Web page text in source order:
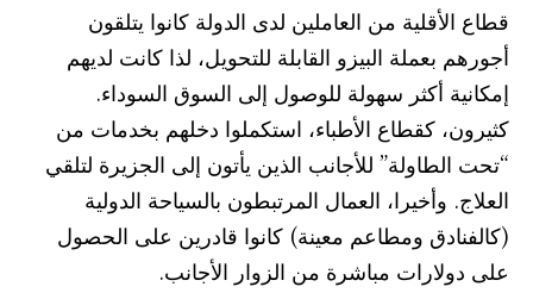
قطاع الأقلية من العاملين لدى الدولة كانوا يتلقون
أجورهم بعملة البيزو القابلة للتحويل، لذا كانت لديهم
إمكانية أكثر سهولة للوصول إلى السوق السوداء.
كثيرون، كقطاع الأطباء، استكملوا دخلهم بخدمات من
“تحت الطاولة” للأجانب الذين يأتون إلى الجزيرة لتلقي
العلاج. وأخيرا، العمال المرتبطون بالسياحة الدولية
(كالفنادق ومطاعم معينة) كانوا قادرين على الحصول
على دولارات مباشرة من الزوار الأجانب.